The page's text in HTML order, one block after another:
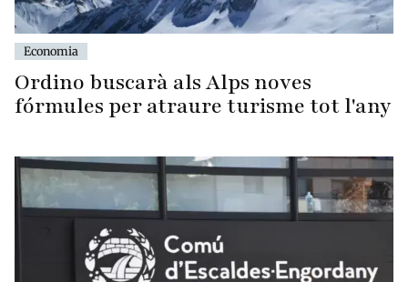
Economia
Ordino buscarà als Alps noves
fórmules per atraure turisme tot l'any